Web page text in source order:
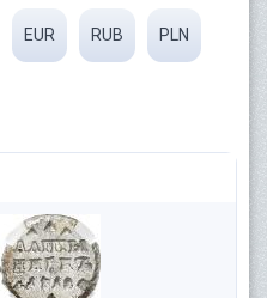
EUR RUB PLN